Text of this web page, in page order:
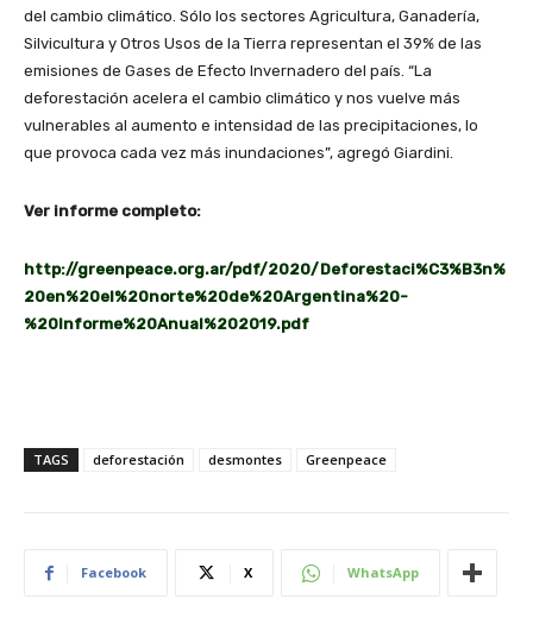
del cambio climático. Sólo los sectores Agricultura, Ganadería,
Silvicultura y Otros Usos de la Tierra representan el 39% de las
emisiones de Gases de Efecto Invernadero del país. “La
deforestación acelera el cambio climático y nos vuelve más
vulnerables al aumento e intensidad de las precipitaciones, lo
que provoca cada vez más inundaciones”, agregó Giardini.
Ver informe completo:
http://greenpeace.org.ar/pdf/2020/Deforestaci%C3%B3n%
20en%20el%20norte%20de%20Argentina%20-
%20Informe%20Anual%202019.pdf
TAGS deforestación desmontes Greenpeace
Facebook X WhatsApp